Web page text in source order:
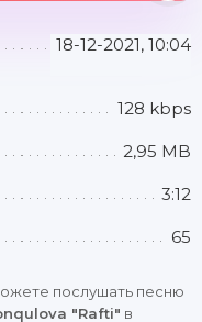
18-12-2021, 10:04
128 kbps
2,95 MB
3:12
65
послушать песню
"Rafti" в